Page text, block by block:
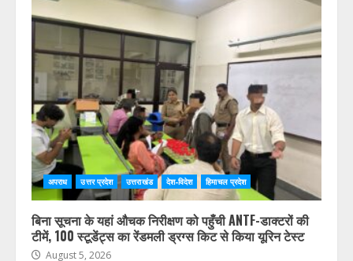
देश-विदेश हिमाचल प्रदेश
पुष्पवर्षा और चरण प्रक्षालन के साथ देवभूमि ने किया शिवभक्त
कांवड़ियों का अभिनंदन, श्रद्धालुओं को CM धामी ने परोसा भोजन
August 5, 2026